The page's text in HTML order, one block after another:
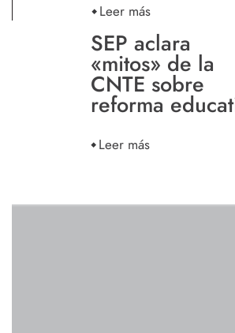
Leer más
SEP aclara
«mitos» de la
CNTE sobre
reforma
Leer más